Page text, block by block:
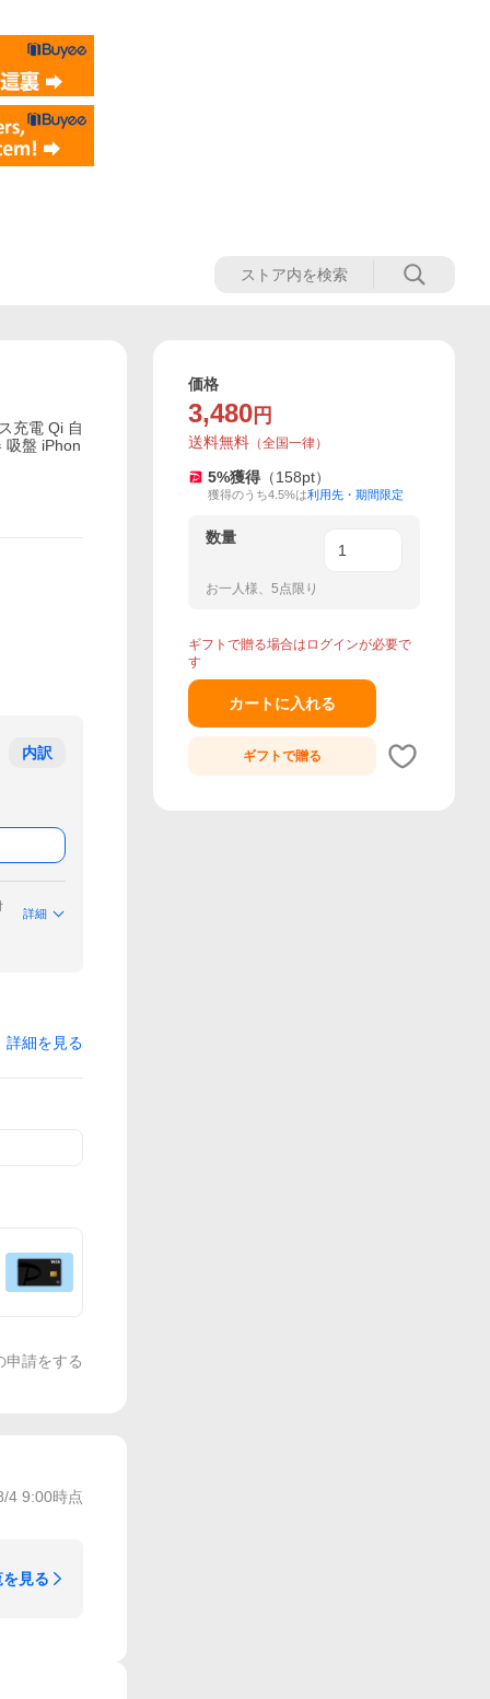
充電 Qi 自
吸盤 iPhon
内訳
詳細
詳細を見る
申請をする
4 9:00時点
見る
価格
3,480 円
送料無料 （全国一律）
5%獲得 （158pt）
獲得のうち4.5%は利用先・期間限定
数量
お一人様、5点限り
ギフトで贈る場合はログインが必要で
す
カートに入れる
ギフトで贈る